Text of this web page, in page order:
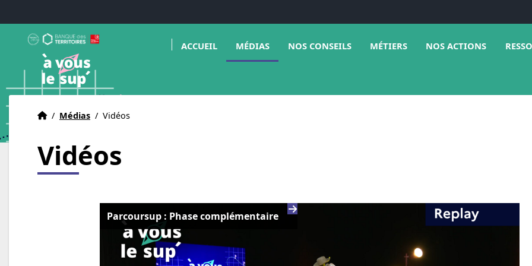
A Vous le Sup
Déclencheur d'avenir(s) ACCUEIL MÉDIAS NOS CONSEILS MÉTIERS NOS ACTIONS
Accueil
Accueil
/ Médias / Vidéos
Vidéos
Parcoursup : Phase complémentaire